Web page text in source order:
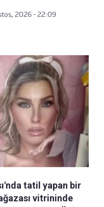
2026 - 22:09
tatil yapan bir
vitrininde